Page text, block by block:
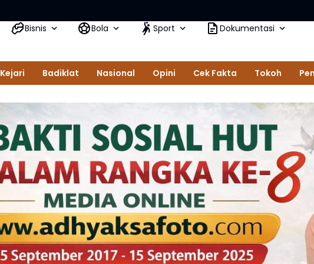
Rudi
Bisnis Bola Sport Dokumentasi
Kejari Badiklat Nasional Opini Cek Fakta Tokoh